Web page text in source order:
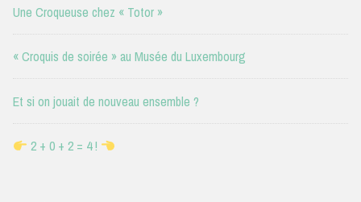
Une Croqueuse chez « Totor »
« Croquis de soirée » au Musée du Luxembourg
Et si on jouait de nouveau ensemble ?
2 + 0 + 2 = 4 !